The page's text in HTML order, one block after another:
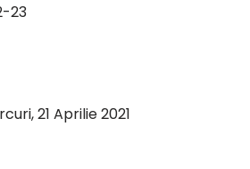
23
21 Aprilie 2021